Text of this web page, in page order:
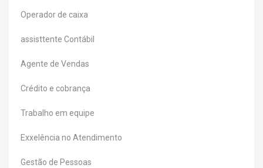
Operador de caixa
assisttente Contábil
Agente de Vendas
Crédito e cobrança
Trabalho em equipe
Exxelência no Atendimento
Gestão de Pessoas